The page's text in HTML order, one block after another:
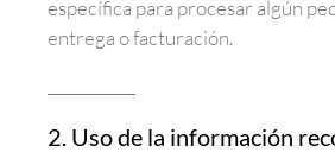
específica para procesar algún
entrega o facturación.
2. Uso de la información